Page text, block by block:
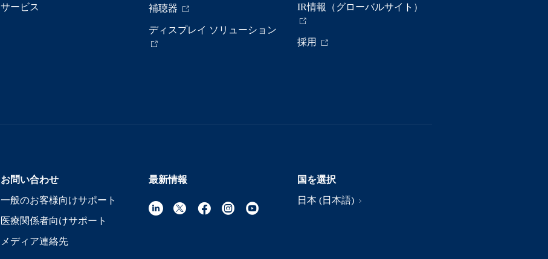
サービス
補聴器
ディスプレイ ソリューション
IR情報（グローバルサイト）
採用
お問い合わせ
一般のお客様向けサポート
医療関係者向けサポート
メディア連絡先
最新情報
国を選択
日本 (日本語)